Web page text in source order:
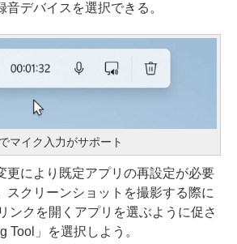
デバイスを選択できる。
マイク入力がサポート
により既定アプリの再設定が必要
スクリーンショットを撮影する際に
ンクを開くアプリを選ぶように促さ
Tool」を選択しよう。